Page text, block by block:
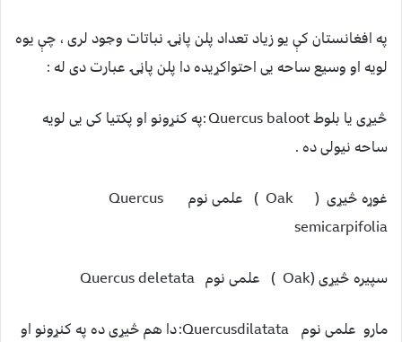
په افغانستان کې یو زیاد تعداد پلن پاڼۍ نباتات وجود لری ، چې یوه
لويه او وسیع ساحه یی احتواکړیده دا پلن پاڼۍ عبارت دی له :
څیړی يا بلوط Quercus baloot :په کنړونو او پکتیا کی یی لویه
ساحه نیولی ده .
غوړه څیړی ( Oak ) علمی نوم Quercus
semicarpifolia
سپيره څیړی (Oak ) علمی نوم Quercus deletata
مارو علمی نوم Quercusdilatata: دا هم څیړی ده په کنړونو او